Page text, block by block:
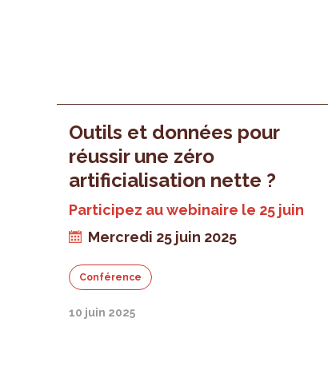
Outils et données pour
réussir une zéro
artificialisation nette ?
Participez au webinaire le 25 juin
Mercredi 25 juin 2025
Conférence
10 juin 2025